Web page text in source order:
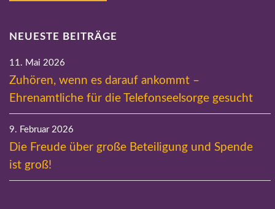
NEUESTE BEITRÄGE
11. Mai 2026
Zuhören, wenn es darauf ankommt –
Ehrenamtliche für die Telefonseelsorge gesucht
9. Februar 2026
Die Freude über große Beteiligung und Spende
ist groß!